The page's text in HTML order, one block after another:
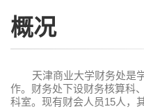
概况
天津商业大学财务处是
作。财务处下设财务核算科
科室。现有财会人员15人，